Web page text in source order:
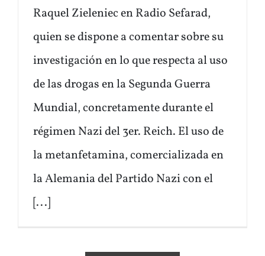
Raquel Zieleniec en Radio Sefarad,
quien se dispone a comentar sobre su
investigación en lo que respecta al uso
de las drogas en la Segunda Guerra
Mundial, concretamente durante el
régimen Nazi del 3er. Reich. El uso de
la metanfetamina, comercializada en
la Alemania del Partido Nazi con el
[...]